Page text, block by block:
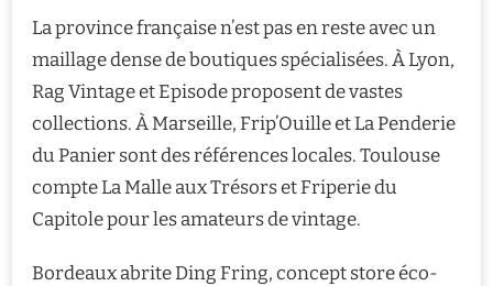
La province française n’est pas en reste avec un
maillage dense de boutiques spécialisées. À Lyon,
Rag Vintage et Episode proposent de vastes
collections. À Marseille, Frip’Ouille et La Penderie
du Panier sont des références locales. Toulouse
compte La Malle aux Trésors et Friperie du
Capitole pour les amateurs de vintage.
Bordeaux abrite Ding Fring, concept store éco-